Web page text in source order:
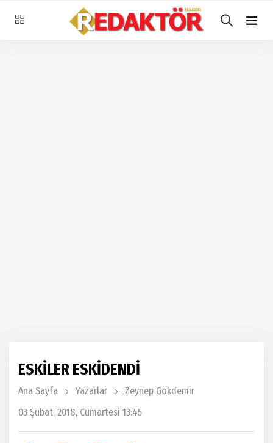
ESKİLER ESKİDENDİ
Ana Sayfa Yazarlar
Zeynep Gökdemir
03 Şubat, 2018, Cumartesi 13:45